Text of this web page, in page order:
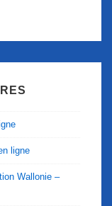
ligne
Wallonie –